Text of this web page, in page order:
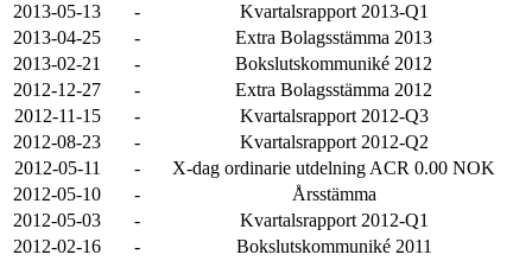
2013-05-13
-
Kvartalsrapport 2013-Q1
2013-04-25
-
Extra Bolagsstämma 2013
2013-02-21
-
Bokslutskommuniké 2012
2012-12-27
-
Extra Bolagsstämma 2012
2012-11-15
-
Kvartalsrapport 2012-Q3
2012-08-23
-
Kvartalsrapport 2012-Q2
2012-05-11
-
X-dag ordinarie utdelning ACR 0.00 NOK
2012-05-10
-
Årsstämma
2012-05-03
-
Kvartalsrapport 2012-Q1
2012-02-16
-
Bokslutskommuniké 2011